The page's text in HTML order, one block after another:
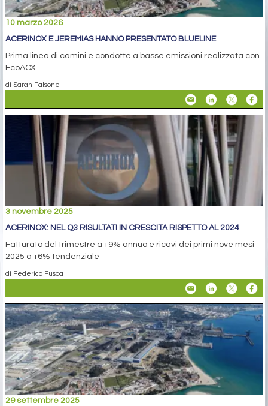
10 marzo 2026
ACERINOX E JEREMIAS HANNO PRESENTATO BLUELINE
Prima linea di camini e condotte a basse emissioni realizzata con
EcoACX
di Sarah Falsone
3 novembre 2025
ACERINOX: NEL Q3 RISULTATI IN CRESCITA RISPETTO AL 2024
Fatturato del trimestre a +9% annuo e ricavi dei primi nove mesi
2025 a +6% tendenziale
di Federico Fusca
29 settembre 2025